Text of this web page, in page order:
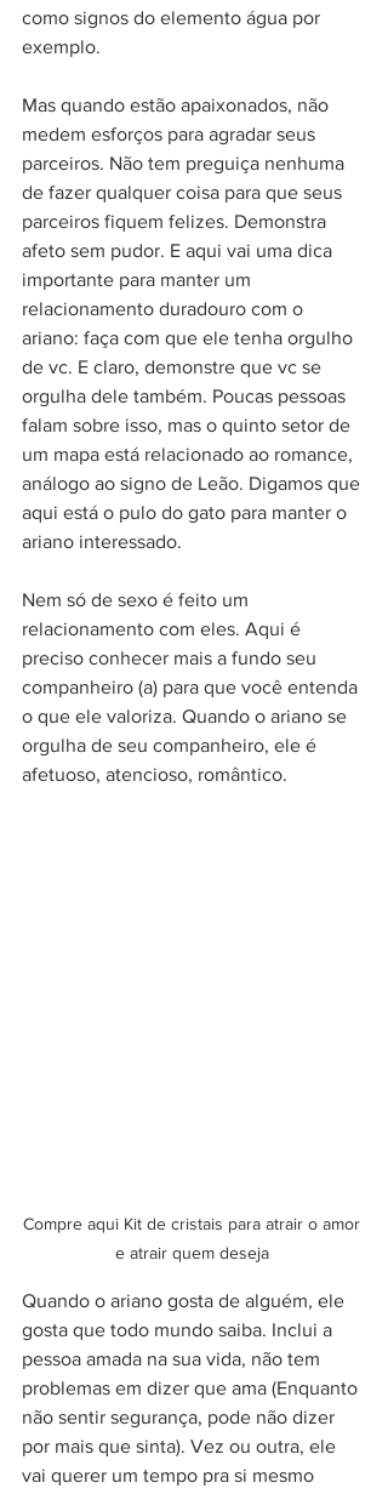
como signos do elemento água por
exemplo.
Mas quando estão apaixonados, não
medem esforços para agradar seus
parceiros. Não tem preguiça nenhuma
de fazer qualquer coisa para que seus
parceiros fiquem felizes. Demonstra
afeto sem pudor. E aqui vai uma dica
importante para manter um
relacionamento duradouro com o
ariano: faça com que ele tenha orgulho
de vc. E claro, demonstre que vc se
orgulha dele também. Poucas pessoas
falam sobre isso, mas o quinto setor de
um mapa está relacionado ao romance,
análogo ao signo de Leão. Digamos que
aqui está o pulo do gato para manter o
ariano interessado.
Nem só de sexo é feito um
relacionamento com eles. Aqui é
preciso conhecer mais a fundo seu
companheiro (a) para que você entenda
o que ele valoriza. Quando o ariano se
orgulha de seu companheiro, ele é
afetuoso, atencioso, romântico.
Compre aqui Kit de cristais para atrair o amor
e atrair quem deseja
Quando o ariano gosta de alguém, ele
gosta que todo mundo saiba. Inclui a
pessoa amada na sua vida, não tem
problemas em dizer que ama (Enquanto
não sentir segurança, pode não dizer
por mais que sinta). Vez ou outra, ele
vai querer um tempo pra si mesmo